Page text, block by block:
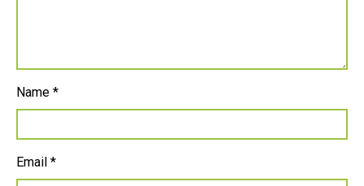
Name *
Email *